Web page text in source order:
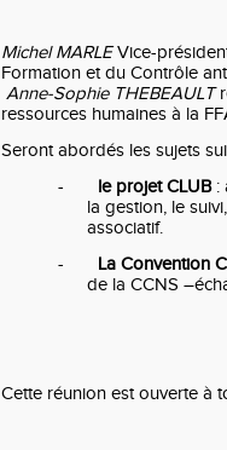
Michel MARLEVice-
Formation et du Contrôle
Anne-Sophie THEBEAULT
ressources humaines à la
Seront abordés les sujets
-
le projet CLUB:
la gestion, le
associatif.
-
La Convention
de la CCNS
Cette réunion est ouverte à